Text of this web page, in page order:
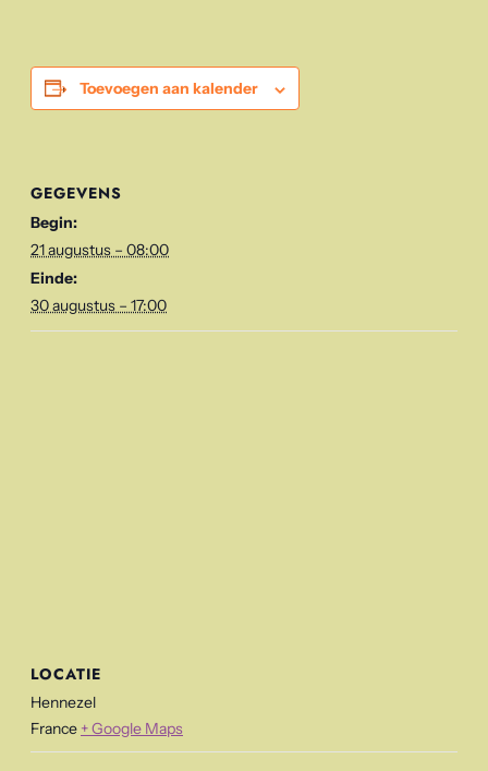
Toevoegen aan kalender
GEGEVENS
Begin:
21 augustus – 08:00
Einde:
30 augustus – 17:00
LOCATIE
Hennezel
France + Google Maps